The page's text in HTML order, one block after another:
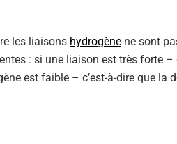
les liaisons hydrogène ne sont
: si une liaison est très forte –
est faible – c’est-à-dire que la